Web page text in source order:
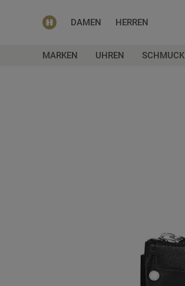
DAMEN HERREN
MARKEN UHREN SCHMUCK